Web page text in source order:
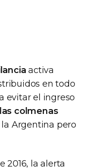
activa
en todo
evitar el ingreso
colmenas
Argentina pero
2016, la alerta